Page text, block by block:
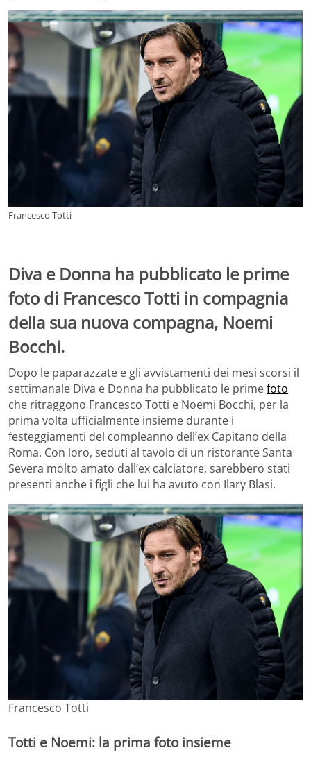
Francesco Totti
Diva e Donna ha pubblicato le prime
foto di Francesco Totti in compagnia
della sua nuova compagna, Noemi
Bocchi.
Dopo le paparazzate e gli avvistamenti dei mesi scorsi il
settimanale Diva e Donna ha pubblicato le primefoto
che ritraggono Francesco Totti e Noemi Bocchi, per la
prima volta ufficialmente insieme durante i
festeggiamenti del compleanno dell’ex Capitano della
Roma. Con loro, seduti al tavolo di un ristorante Santa
Severa molto amato dall’ex calciatore, sarebbero stati
presenti anche i figli che lui ha avuto con Ilary Blasi.
Francesco Totti
Totti e Noemi: la prima foto insieme